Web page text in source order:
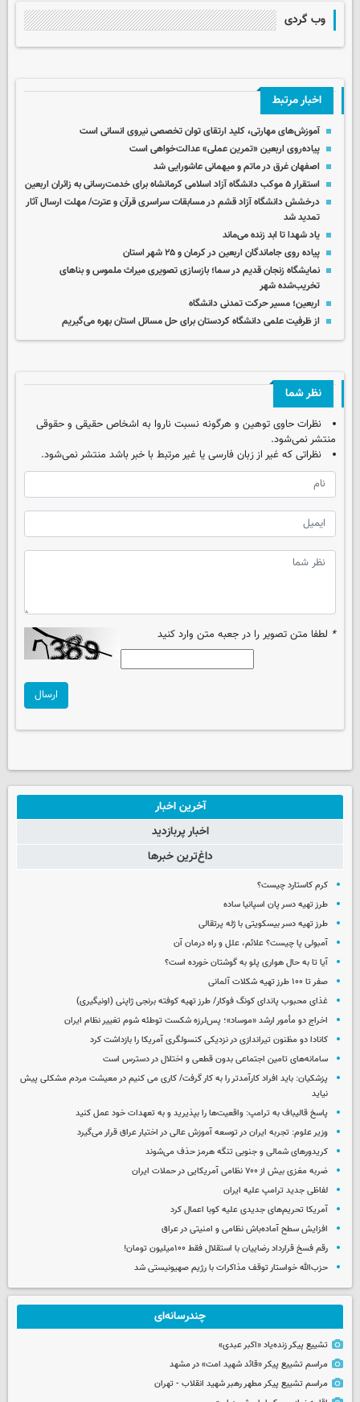
وب گردی
اخبار مرتبط
آموزش‌های مهارتی، کلید ارتقای توان تخصصی نیروی انسانی است
پیاده‌روی اربعین «تمرین عملی» عدالت‌خواهی است
اصفهان غرق در ماتم و میهمانی عاشورایی شد
استقرار ۵ موکب دانشگاه آزاد اسلامی کرمانشاه برای خدمت‌رسانی به زائران اربعین
درخشش دانشگاه آزاد قشم در مسابقات سراسری قرآن و عترت/ مهلت ارسال آثار
تمدید شد
یاد شهدا تا ابد زنده می‌ماند
پیاده روی جاماندگان اربعین در کرمان و ۲۵ شهر استان
نمایشگاه زنجان قدیم در سما؛ بازسازی تصویری میراث ملموس و بناهای
تخریب‌شده شهر
اربعین؛ مسیر حرکت تمدنی دانشگاه
از ظرفیت علمی دانشگاه کردستان برای حل مسائل استان بهره می‌گیریم
نظر شما
نظرات حاوی توهین و هرگونه نسبت ناروا به اشخاص حقیقی و حقوقی
منتشر نمی‌شود.
نظراتی که غیر از زبان فارسی یا غیر مرتبط با خبر باشد منتشر نمی‌شود.
* لطفا متن تصویر را در جعبه متن وارد کنید
ارسال
آخرین اخبار
اخبار پربازدید
داغ‌ترین خبرها
کرم کاستارد چیست؟
طرز تهیه دسر پان اسپانیا ساده
طرز تهیه دسر بیسکویتی با ژله پرتقالی
آمبولی پا چیست؟ علائم، علل و راه درمان آن
آیا تا به حال هواری پلو به گوشتان خورده است؟
صفر تا ۱۰۰ طرز تهیه شکلات آلمانی
غذای محبوب پاندای کونگ فوکار/ طرز تهیه کوفته برنجی ژاپنی (اونیگیری)
اخراج دو مأمور ارشد «موساد»؛ پس‌لرزه شکست توطئه شوم تغییر نظام ایران
کانادا دو مظنون تیراندازی در نزدیکی کنسولگری آمریکا را بازداشت کرد
سامانه‌های تامین اجتماعی بدون قطعی و اختلال در دسترس است
پزشکیان: باید افراد کارآمدتر را به کار گرفت/ کاری می کنیم در معیشت مردم مشکلی پیش
نیاید
پاسخ قالیباف به ترامپ: واقعیت‌ها را بپذیرید و به تعهدات خود عمل کنید
وزیر علوم: تجربه ایران در توسعه آموزش عالی در اختیار عراق قرار می‌گیرد
کریدورهای شمالی و جنوبی تنگه هرمز حذف می‌شوند
ضربه مغزی بیش از ۷۰۰ نظامی آمریکایی در حملات ایران
لفاظی جدید ترامپ علیه ایران
آمریکا تحریم‌های جدیدی علیه کوبا اعمال کرد
افزایش سطح آماده‌باش نظامی و امنیتی در عراق
رقم فسخ قرارداد رضاییان با استقلال فقط ۱۰۰میلیون تومان!
حزب‌الله خواستار توقف مذاکرات با رژیم صهیونیستی شد
چندرسانه‌ای
تشییع پیکر زنده‌یاد «اکبر عبدی»
مراسم تشییع پیکر «قائد شهید امت» در مشهد
مراسم تشییع پیکر مطهر رهبر شهید انقلاب - تهران